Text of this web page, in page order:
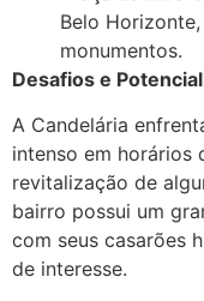
Belo
monumentos.
Desafios e
A Candelária
intenso em horários
revitalização de
bairro possui um
com seus casarões
de interesse.